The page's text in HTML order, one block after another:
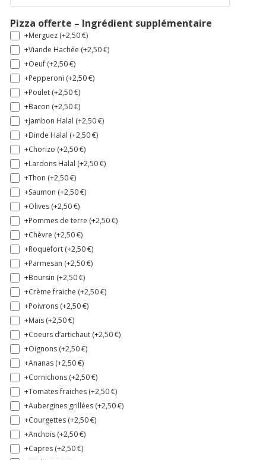
Pizza offerte – Ingrédient supplémentaire
+Merguez (+2,50€)
+Viande Hachée (+2,50€)
+Oeuf (+2,50€)
+Pepperoni (+2,50€)
+Poulet (+2,50€)
+Bacon (+2,50€)
+Jambon Halal (+2,50€)
+Dinde Halal (+2,50€)
+Chorizo (+2,50€)
+Lardons Halal (+2,50€)
+Thon (+2,50€)
+Saumon (+2,50€)
+Olives (+2,50€)
+Pommes de terre (+2,50€)
+Chèvre (+2,50€)
+Roquefort (+2,50€)
+Parmesan (+2,50€)
+Boursin (+2,50€)
+Crème fraiche (+2,50€)
+Poivrons (+2,50€)
+Maïs (+2,50€)
+Coeurs d’artichaut (+2,50€)
+Oignons (+2,50€)
+Ananas (+2,50€)
+Cornichons (+2,50€)
+Tomates fraiches (+2,50€)
+Aubergines grillées (+2,50€)
+Courgettes (+2,50€)
+Anchois (+2,50€)
+Capres (+2,50€)